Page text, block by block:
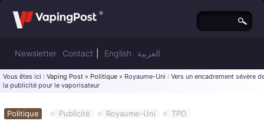
Newsletter Contact English العربية
Vous êtes ici : Vaping Post » Politique » Royaume-Uni : Vers un encadrement sévère
la publicité pour le vaporisateur
Politique # Publicité # Royaume-Uni # TPD